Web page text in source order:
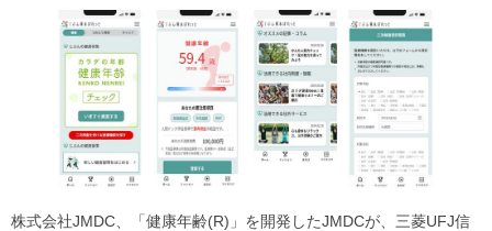
株式会社JMDC、「健康年齢(R)」を開発したJMDCが、三菱UFJ信